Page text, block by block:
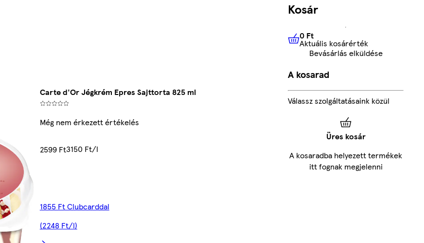
Carte d'Or Jégkrém Epres Sajttorta 825 ml
Még nem érkezett értékelés
2599 Ft3150 Ft/l
1855 Ft Clubcarddal
(2248 Ft/l)
Kosár
0 FtAktuális kosárérték
0 Ft
Aktuális kosárérték
Bevásárlás elküldése
A kosarad
Válassz szolgáltatásaink közül
Üres kosár
A kosaradba helyezett termékek
itt fognak megjelenni